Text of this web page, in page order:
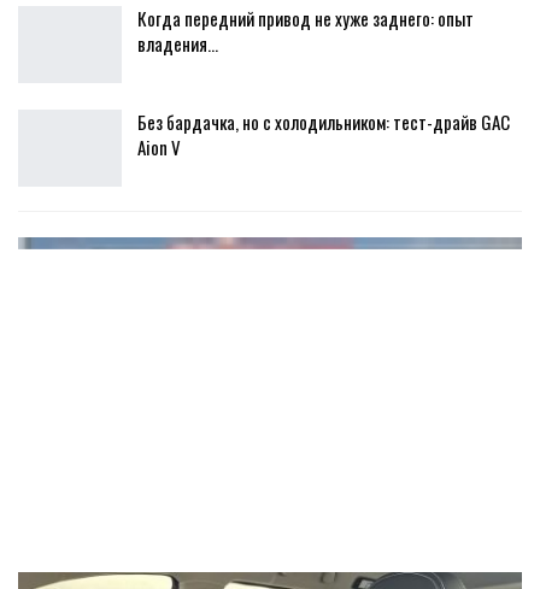
Когда передний привод не хуже заднего: опыт
владения…
Без бардачка, но с холодильником: тест-драйв GAC
Aion V